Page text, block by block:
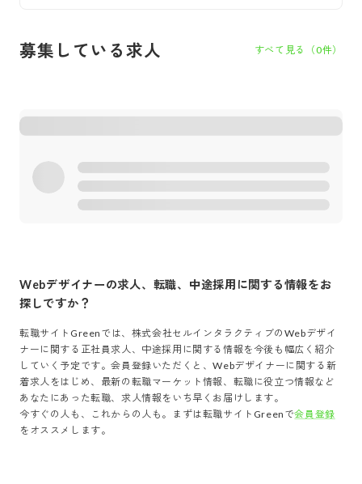
募集している求人 すべて見る（0件）
Webデザイナーの求人、転職、中途採用に関する情報をお
探しですか？
転職サイトGreenでは、 株式会社セルインタラクティブの Webデザイ
ナー に関する正社員求人、中途採用に関する情報を今後も幅広く紹介
していく予定です。会員登録いただくと、Webデザイナー に関する新
着求人をはじめ、最新の転職マーケット情報、転職に役立つ情報など
あなたにあった転職、求人情報をいち早くお届けします。
今すぐの人も、これからの人も。まずは転職サイトGreenで会員登録
をオススメします。